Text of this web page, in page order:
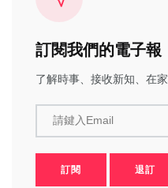
訂閱我們的電子報
了解時事、接收新知、在
請鍵入Email
訂閱 退訂